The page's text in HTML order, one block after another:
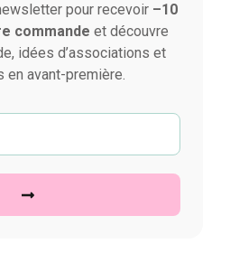
pour recevoir –10
commande et découvre
idées d’associations et
en avant-première.